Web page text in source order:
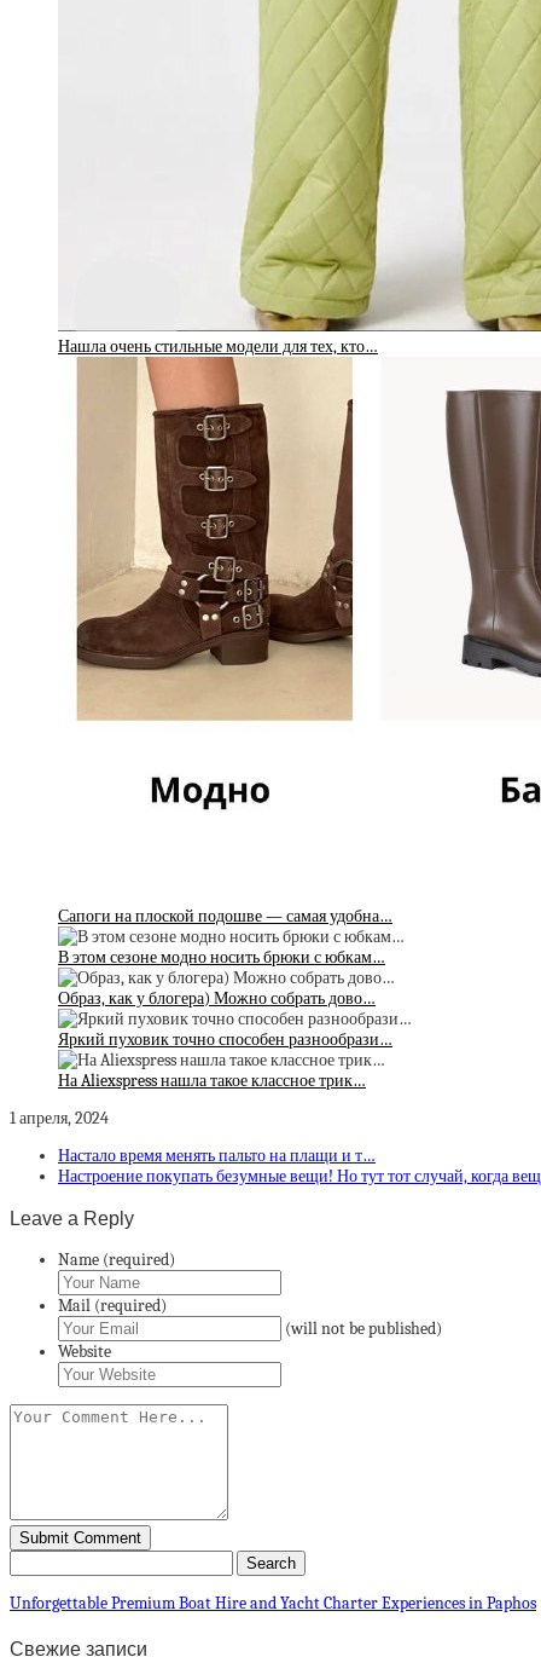
Нашла очень стильные модели для тех, кто…
Сапоги на плоской подошве — самая удобна…
В этом сезоне модно носить брюки с юбкам…
Образ, как у блогера) Можно собрать дово…
Яркий пуховик точно способен разнообрази…
На Aliexspress нашла такое классное трик…
1 апреля, 2024
Настало время менять пальто на плащи и т…
Настроение покупать безумные вещи! Но тут тот случай, когда
Leave a Reply
Name (required)
Mail (required)
(will not be published)
Website
Unforgettable Premium Boat Hire and Yacht Charter Experiences in Paphos
Свежие записи